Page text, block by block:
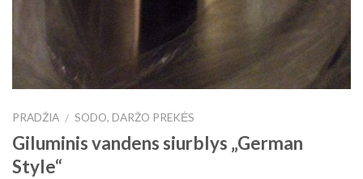
PRADŽIA / SODO, DARŽO PREKĖS
Giluminis vandens siurblys „German
Style“